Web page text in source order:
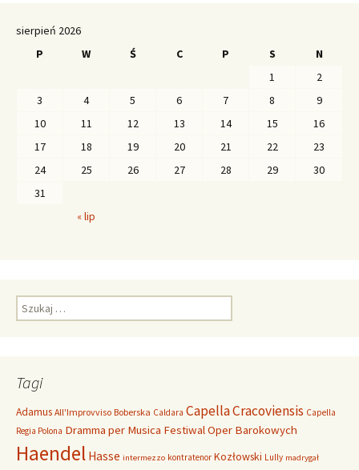
sierpień 2026
P
W Ś C P S N
« lip
1
2
3
4 5 6 7 8
9
10
11 12 13 14 15
16
17
18 19 20 21 22
23
24
25 26 27 28 29
30
31
z
Tagi
Adamus All'Improvviso Boberska Caldara Capella Cracoviensis Capella
Regia Polona Dramma per Musica Festiwal Oper Barokowych
Haendel Hasse intermezzo kontratenor Kozłowski Lully madrygał